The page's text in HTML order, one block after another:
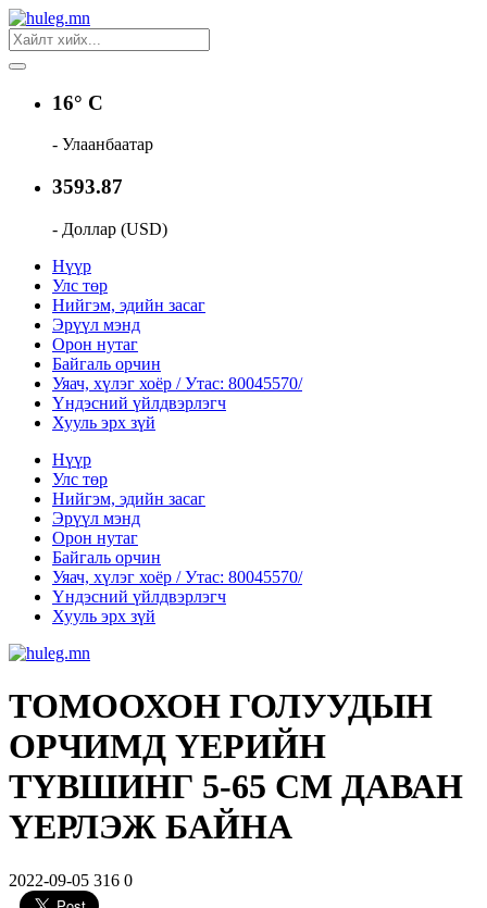
16° C
- Улаанбаатар
3593.87
- Доллар (USD)
Нүүр
Улс төр
Нийгэм, эдийн засаг
Эрүүл мэнд
Орон нутаг
Байгаль орчин
Уяач, хүлэг хоёр / Утас: 80045570/
Үндэсний үйлдвэрлэгч
Хууль эрх зүй
Нүүр
Улс төр
Нийгэм, эдийн засаг
Эрүүл мэнд
Орон нутаг
Байгаль орчин
Уяач, хүлэг хоёр / Утас: 80045570/
Үндэсний үйлдвэрлэгч
Хууль эрх зүй
ТОМООХОН ГОЛУУДЫН
ОРЧИМД ҮЕРИЙН
ТҮВШИНГ 5-65 СМ ДАВАН
ҮЕРЛЭЖ БАЙНА
2022-09-05 316 0